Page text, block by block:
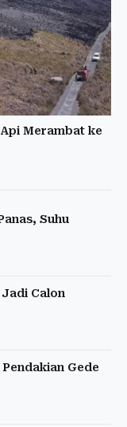
Merambat ke
Suhu
Calon
Gede